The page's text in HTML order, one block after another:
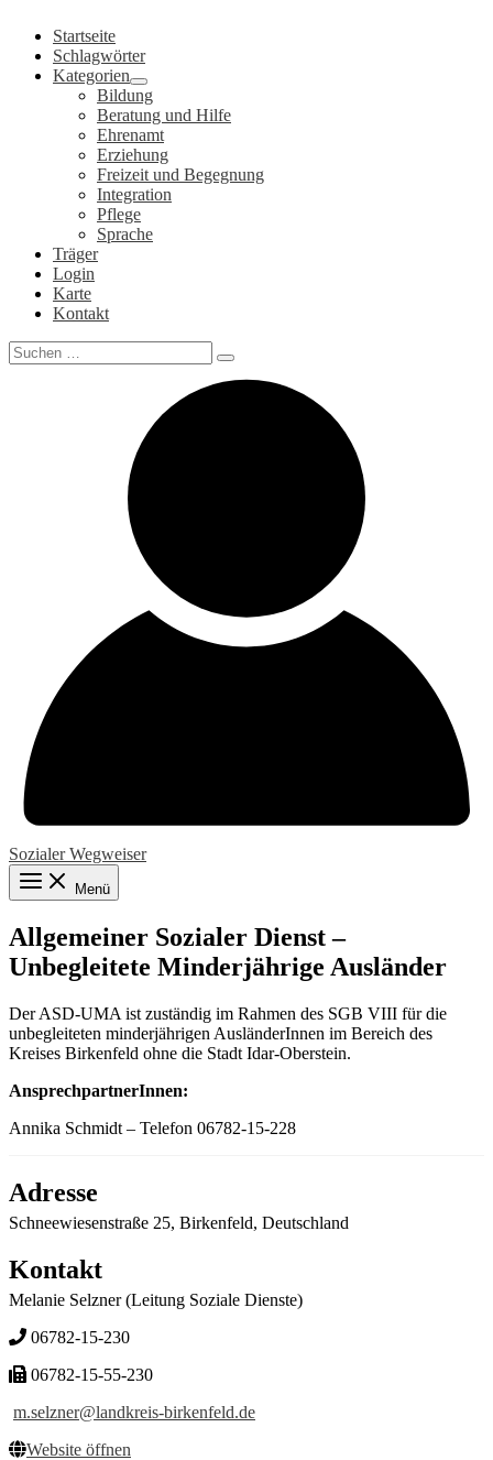
Inhalt
springen
Startseite
Schlagwörter
Kategorien
Bildung
Beratung und Hilfe
Ehrenamt
Erziehung
Freizeit und Begegnung
Integration
Pflege
Sprache
Träger
Login
Karte
Kontakt
Search
for:
Sozialer Wegweiser
Menü
Allgemeiner Sozialer Dienst –
Unbegleitete Minderjährige Ausländer
Der ASD-UMA ist zuständig im Rahmen des SGB VIII für die
unbegleiteten minderjährigen AusländerInnen im Bereich des
Kreises Birkenfeld ohne die Stadt Idar-Oberstein.
AnsprechpartnerInnen:
Annika Schmidt – Telefon 06782-15-228
Adresse
Schneewiesenstraße 25, Birkenfeld, Deutschland
Kontakt
Melanie Selzner (Leitung Soziale Dienste)
06782-15-230
06782-15-55-230
m.selzner@landkreis-birkenfeld.de
Website öffnen